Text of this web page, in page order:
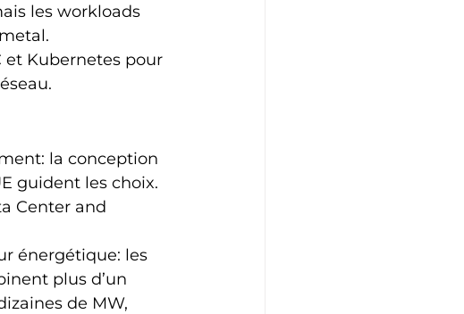
les workloads
et Kubernetes pour
la conception
guident les choix.
Center and
énergétique: les
plus d’un
de MW,